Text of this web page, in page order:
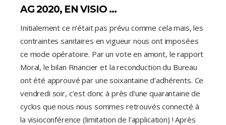
AG 2020, EN VISIO …
Initialement ce n’était pas prévu comme cela mais, les
contraintes sanitaires en vigueur nous ont imposées
ce mode opératoire. Par un vote en amont, le rapport
Moral, le bilan Financier et la reconduction du Bureau
ont été approuvé par une soixantaine d’adhérents. Ce
vendredi soir, c’est donc à près d’une quarantaine de
cyclos que nous nous sommes retrouvés connecté à
la visioconférence (limitation de l'application) ! Après